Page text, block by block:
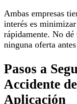
Ambas empresas
interés es
rápidamente. No dé
ninguna oferta
Pasos a
Accidente
Aplicación